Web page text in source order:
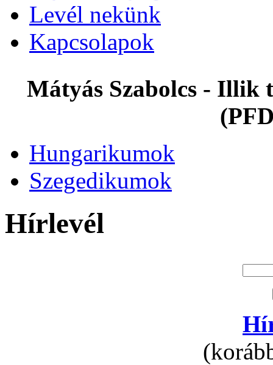
Levél nekünk
Kapcsolapok
Mátyás Szabolcs - Illik
Hungarikumok
Szegedikumok
Hírlevél